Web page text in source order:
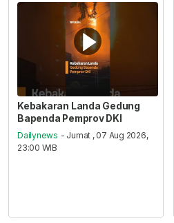
Kebakaran Landa Gedung
Bapenda Pemprov DKI
Dailynews - Jumat , 07 Aug 2026,
23:00 WIB